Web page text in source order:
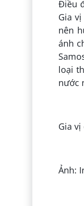
Điều
Gia
nên
ánh
loại
nước
Gia
Ảnh: